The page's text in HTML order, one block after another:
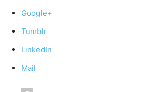
Google+
Tumblr
LinkedIn
Mail